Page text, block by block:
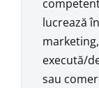
lucrează
execută/
sau